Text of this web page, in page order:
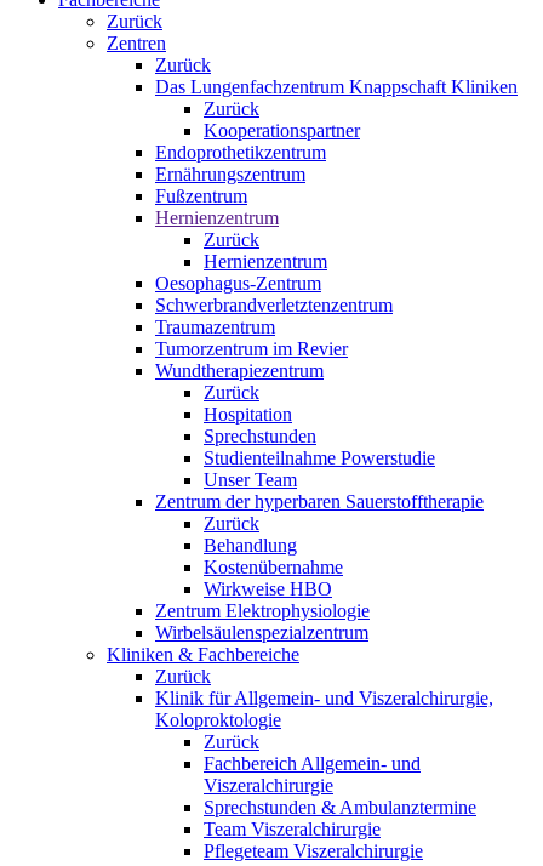
Zurück
Zentren
Zurück
Das Lungenfachzentrum Knappschaft Kliniken
Zurück
Kooperationspartner
Endoprothetikzentrum
Ernährungszentrum
Fußzentrum
Hernienzentrum
Zurück
Hernienzentrum
Oesophagus-Zentrum
Schwerbrandverletztenzentrum
Traumazentrum
Tumorzentrum im Revier
Wundtherapiezentrum
Zurück
Hospitation
Sprechstunden
Studienteilnahme Powerstudie
Unser Team
Zentrum der hyperbaren Sauerstofftherapie
Zurück
Behandlung
Kostenübernahme
Wirkweise HBO
Zentrum Elektrophysiologie
Wirbelsäulenspezialzentrum
Kliniken & Fachbereiche
Zurück
Klinik für Allgemein- und Viszeralchirurgie,
Koloproktologie
Zurück
Fachbereich Allgemein- und
Viszeralchirurgie
Sprechstunden & Ambulanztermine
Team Viszeralchirurgie
Pflegeteam Viszeralchirurgie